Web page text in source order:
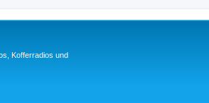
Kofferradios und